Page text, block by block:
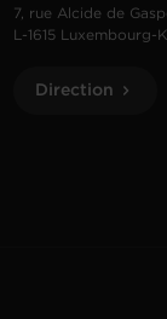
7, rue Alcide de
L-1615 Luxembourg-
Direction